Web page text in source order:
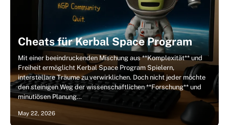
Cheats für Kerbal Space Program
Mit einer beeindruckenden Mischung aus **Komplexität** und
Freiheit ermöglicht Kerbal Space Program Spielern,
interstellare Träume zu verwirklichen. Doch nicht jeder möchte
den steinigen Weg der wissenschaftlichen **Forschung** und
minutiösen Planung…
May 22, 2026